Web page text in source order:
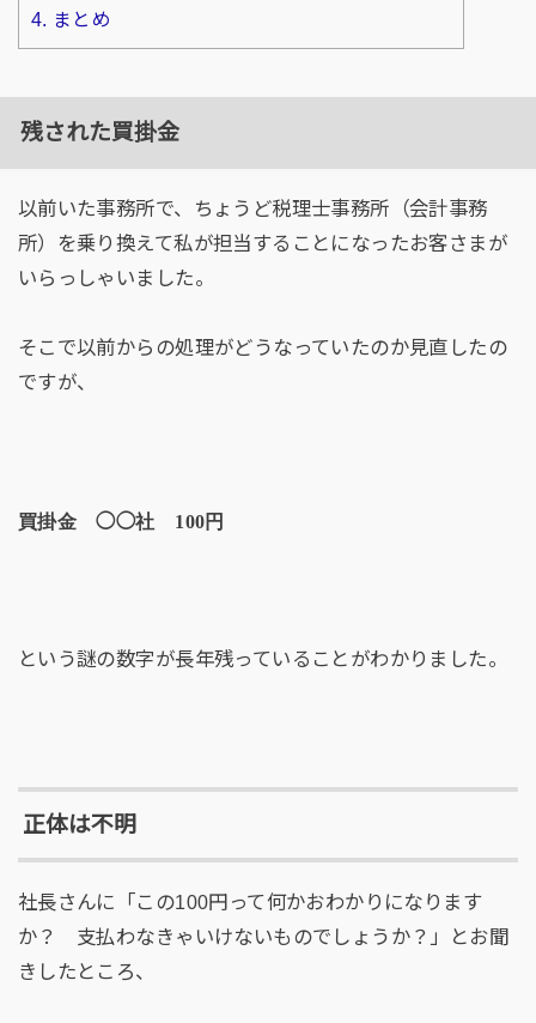
4. まとめ
残された買掛金
以前いた事務所で、ちょうど税理士事務所（会計事務
所）を乗り換えて私が担当することになったお客さまが
いらっしゃいました。
そこで以前からの処理がどうなっていたのか見直したの
ですが、
買掛金 ◯◯社 100円
という謎の数字が長年残っていることがわかりました。
正体は不明
社長さんに「この100円って何かおわかりになります
か？ 支払わなきゃいけないものでしょうか？」とお聞
きしたところ、